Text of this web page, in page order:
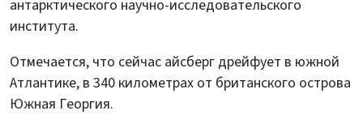
антарктического научно-исследовательского
института.
Отмечается, что сейчас айсберг дрейфует в южной
Атлантике, в 340 километрах от британского острова
Южная Георгия.